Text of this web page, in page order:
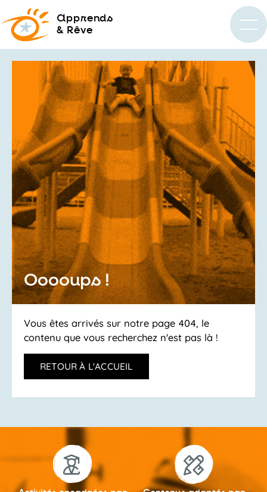
apprends
& Rêve
Ooooups !
Vous êtes arrivés sur notre page 404, le
contenu que vous recherchez n'est pas là !
RETOUR À L'ACCUEIL